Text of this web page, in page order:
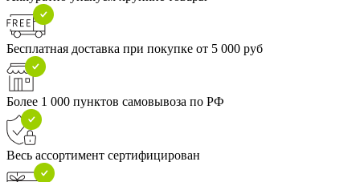
Бесплатная доставка при покупке от 5 000 руб
Более 1 000 пунктов самовывоза по РФ
Весь ассортимент сертифицирован